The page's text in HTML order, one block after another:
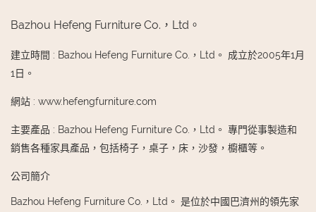
Bazhou Hefeng Furniture Co.，Ltd。
建立時間 : Bazhou Hefeng Furniture Co.，Ltd。 成立於2005年1月
1日。
網站 : www.hefengfurniture.com
主要產品 : Bazhou Hefeng Furniture Co.，Ltd。 專門從事製造和
銷售各種家具產品，包括椅子，桌子，床，沙發，櫥櫃等。
公司簡介
Bazhou Hefeng Furniture Co.，Ltd。 是位於中國巴濟州的領先家